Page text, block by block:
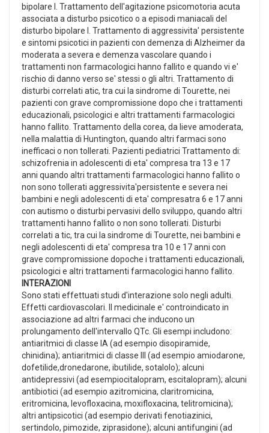
bipolare I. Trattamento dell'agitazione psicomotoria acuta
associata a disturbo psicotico o a episodi maniacali del
disturbo bipolare I. Trattamento di aggressivita' persistente
e sintomi psicotici in pazienti con demenza di Alzheimer da
moderata a severa e demenza vascolare quando i
trattamenti non farmacologici hanno fallito e quando vi e'
rischio di danno verso se' stessi o gli altri. Trattamento di
disturbi correlati atic, tra cui la sindrome di Tourette, nei
pazienti con grave compromissione dopo che i trattamenti
educazionali, psicologici e altri trattamenti farmacologici
hanno fallito. Trattamento della corea, da lieve amoderata,
nella malattia di Huntington, quando altri farmaci sono
inefficaci o non tollerati. Pazienti pediatrici Trattamento di:
schizofrenia in adolescenti di eta' compresa tra 13 e 17
anni quando altri trattamenti farmacologici hanno fallito o
non sono tollerati aggressivita'persistente e severa nei
bambini e negli adolescenti di eta' compresatra 6 e 17 anni
con autismo o disturbi pervasivi dello sviluppo, quando altri
trattamenti hanno fallito o non sono tollerati. Disturbi
correlati a tic, tra cui la sindrome di Tourette, nei bambini e
negli adolescenti di eta' compresa tra 10 e 17 anni con
grave compromissione dopoche i trattamenti educazionali,
psicologici e altri trattamenti farmacologici hanno fallito.
INTERAZIONI
Sono stati effettuati studi d'interazione solo negli adulti.
Effetti cardiovascolari. Il medicinale e' controindicato in
associazione ad altri farmaci che inducono un
prolungamento dell'intervallo QTc. Gli esempi includono:
antiaritmici di classe IA (ad esempio disopiramide,
chinidina); antiaritmici di classe III (ad esempio amiodarone,
dofetilide,dronedarone, ibutilide, sotalolo); alcuni
antidepressivi (ad esempiocitalopram, escitalopram); alcuni
antibiotici (ad esempio azitromicina, claritromicina,
eritromicina, levofloxacina, moxifloxacina, telitromicina);
altri antipsicotici (ad esempio derivati fenotiazinici,
sertindolo, pimozide, ziprasidone); alcuni antifungini (ad